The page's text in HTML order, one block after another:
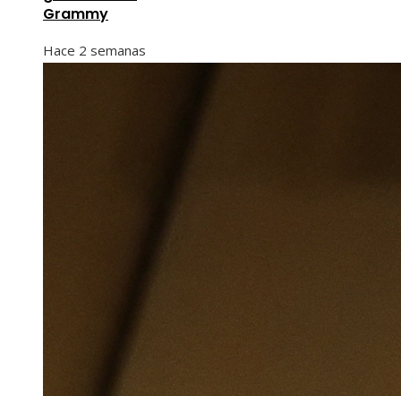
Grammy
Hace 2 semanas